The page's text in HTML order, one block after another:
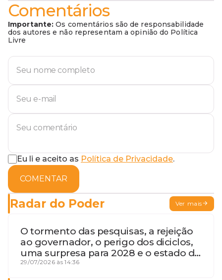
Comentários
Importante: Os comentários são de responsabilidade
dos autores e não representam a opinião do Política
Livre
Eu li e aceito as Política de Privacidade.
COMENTAR
Radar do Poder Ver mais
O tormento das pesquisas, a rejeição
ao governador, o perigo dos diciclos,
uma surpresa para 2028 e o estado de
terceira guerra mundial
29/07/2026 às 14:36